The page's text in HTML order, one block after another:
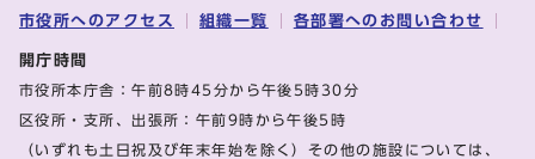
市役所へのアクセス 組織一覧 各部署へのお問い合わせ
開庁時間
市役所本庁舎：午前8時45分から午後5時30分
区役所・支所、出張所：午前9時から午後5時
（いずれも土日祝及び年末年始を除く）その他の施設については、